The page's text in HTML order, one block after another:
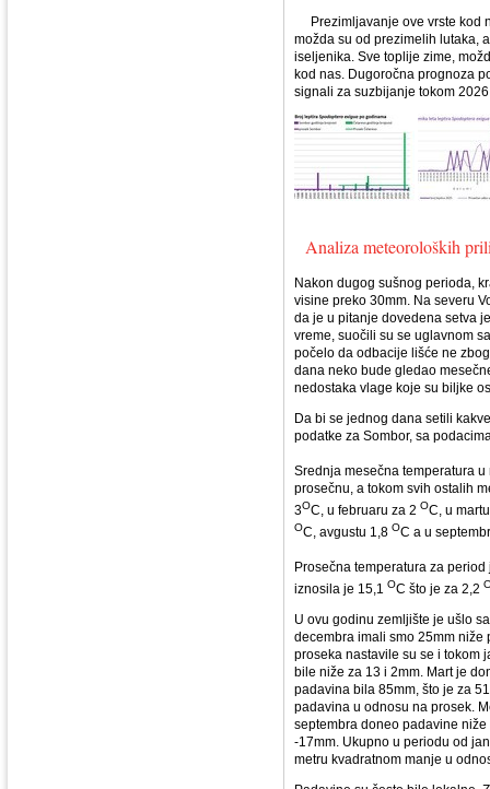
Prezimljavanje ove vrste kod
možda su od prezimelih lutaka,
iseljenika. Sve toplije zime,
kod nas. Dugoročna prognoza
signali za suzbijanje tokom
Analiza meteoroloških
Nakon dugog sušnog perioda,
visine preko 30mm. Na severu
da je u pitanje dovedena setva
vreme, suočili su se uglavnom
počelo da odbacije lišće ne
dana neko bude gledao
nedostaka vlage koje su biljke
Da bi se jednog dana setili
podatke za Sombor, sa
Srednja mesečna temperatura
prosečnu, a tokom svih ostalih
3OC, u februaru za 2 OC, u
OC, avgustu 1,8 OC a u
Prosečna temperatura za
iznosila je 15,1 OC što je za 2,2
U ovu godinu zemljište je ušlo
decembra imali smo 25mm
proseka nastavile su se i tokom
bile niže za 13 i 2mm. Mart je
padavina bila 85mm, što je za
padavina u odnosu na prosek.
septembra doneo padavine
-17mm. Ukupno u periodu od
metru kvadratnom manje u